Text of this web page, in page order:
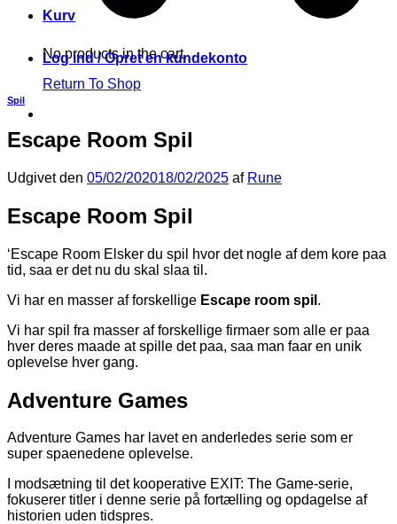
No products in the cart.
Return To Shop
Kurv
Log ind / Opret en kundekonto
Spil
Escape Room Spil
Udgivet den 05/02/202018/02/2025 af Rune
Escape Room Spil
‘Escape Room Elsker du spil hvor det nogle af dem kore paa
tid, saa er det nu du skal slaa til.
Vi har en masser af forskellige Escape room spil .
Vi har spil fra masser af forskellige firmaer som alle er paa
hver deres maade at spille det paa, saa man faar en unik
oplevelse hver gang.
Adventure Games
Adventure Games har lavet en anderledes serie som er
super spaenedene oplevelse.
I modsætning til det kooperative EXIT: The Game-serie,
fokuserer titler i denne serie på fortælling og opdagelse af
historien uden tidspres.